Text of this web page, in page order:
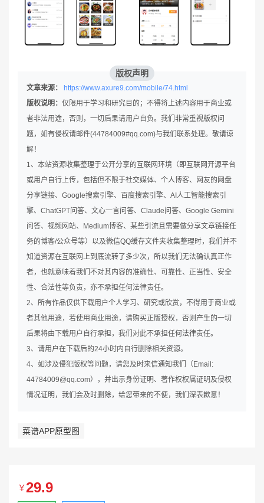
版权声明
文章来源：
https://www.axure9.com/mobile/74.html
版权说明： 仅限用于学习和研究目的；不得将上述内容用于商业或
者非法用途，否则，一切后果请用户自负。我们非常重视版权问
题，如有侵权请邮件(44784009#qq.com)与我们联系处理。敬请谅
解！
1、本站资源收集整理于公开分享的互联网环境（即互联网开源平台
或用户自行上传，包括但不限于社交媒体、个人博客、网友的网盘
分享链接、Google搜索引擎、百度搜索引擎、AI人工智能搜索引
擎、ChatGPT问答、文心一言问答、Claude问答、Google Gemini
问答、视频网站、Medium博客、某些引流且需要做分享文章链接任
务的博客/公众号等）以及微信QQ缓存文件夹收集整理时，我们并不
知道资源在互联网上到底流转了多少次，所以我们无法确认真正作
者，也就意味着我们不对其内容的准确性、可靠性、正当性、安全
性、合法性等负责，亦不承担任何法律责任。
2、所有作品仅供下载用户个人学习、研究或欣赏，不得用于商业或
者其他用途，若使用商业用途，请购买正版授权，否则产生的一切
后果将由下载用户自行承担，我们对此不承担任何法律责任。
3、请用户在下载后的24小时内自行删除相关资源。
4、如涉及侵犯版权等问题，请您及时来信通知我们（Email:
44784009@qq.com），并出示身份证明、著作权权属证明及侵权
情况证明，我们会及时删除，给您带来的不便，我们深表歉意！
菜谱APP原型图
￥29.9